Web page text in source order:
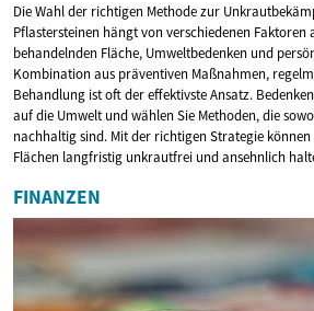
Die Wahl der richtigen Methode zur
Pflastersteinen hängt von verschiedenen Faktoren
behandelnden Fläche, Umweltbedenken und
Kombination aus präventiven Maßnahmen,
Behandlung ist oft der effektivste Ansatz.
auf die Umwelt und wählen Sie Methoden, die
nachhaltig sind. Mit der richtigen Strategie
Flächen langfristig unkrautfrei und ansehnlich
FINANZEN